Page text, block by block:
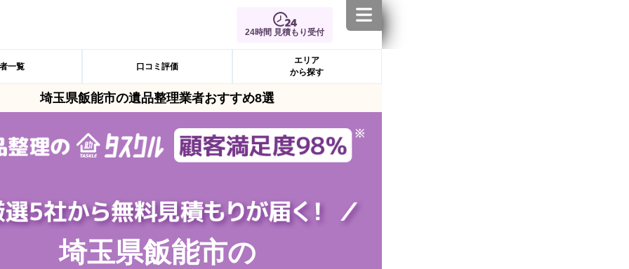
24時間 見積もり受付
一覧 口コミ評価
エリア
から探す
埼玉県飯能市の遺品整理業者おすすめ8選
埼玉県飯能市の